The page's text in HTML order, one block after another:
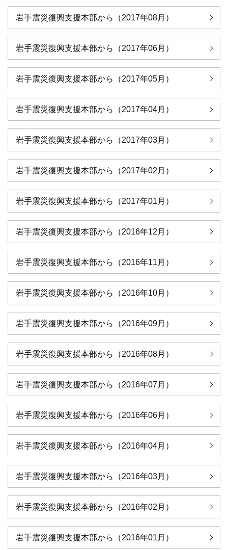
岩手震災復興支援本部から（2017年08月）
岩手震災復興支援本部から（2017年06月）
岩手震災復興支援本部から（2017年05月）
岩手震災復興支援本部から（2017年04月）
岩手震災復興支援本部から（2017年03月）
岩手震災復興支援本部から（2017年02月）
岩手震災復興支援本部から（2017年01月）
岩手震災復興支援本部から（2016年12月）
岩手震災復興支援本部から（2016年11月）
岩手震災復興支援本部から（2016年10月）
岩手震災復興支援本部から（2016年09月）
岩手震災復興支援本部から（2016年08月）
岩手震災復興支援本部から（2016年07月）
岩手震災復興支援本部から（2016年06月）
岩手震災復興支援本部から（2016年04月）
岩手震災復興支援本部から（2016年03月）
岩手震災復興支援本部から（2016年02月）
岩手震災復興支援本部から（2016年01月）